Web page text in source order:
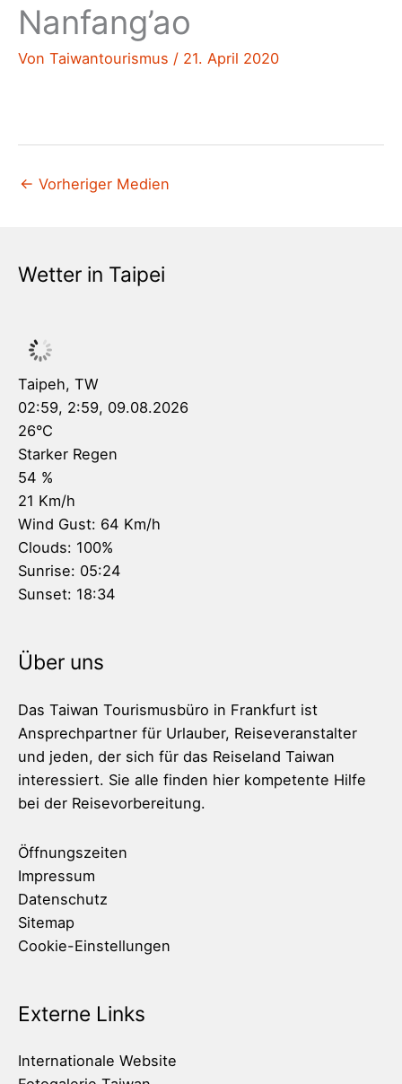
Nanfang’ao
Von Taiwantourismus / 21. April 2020
← Vorheriger Medien
Wetter in Taipei
Taipeh, TW
02:59, 2:59, 09.08.2026
26°C
Starker Regen
54 %
21 Km/h
Wind Gust: 64 Km/h
Clouds: 100%
Sunrise: 05:24
Sunset: 18:34
Über uns
Das Taiwan Tourismusbüro in Frankfurt ist
Ansprechpartner für Urlauber, Reiseveranstalter
und jeden, der sich für das Reiseland Taiwan
interessiert. Sie alle finden hier kompetente Hilfe
bei der Reisevorbereitung.
Öffnungszeiten
Impressum
Datenschutz
Sitemap
Cookie-Einstellungen
Externe Links
Internationale Website